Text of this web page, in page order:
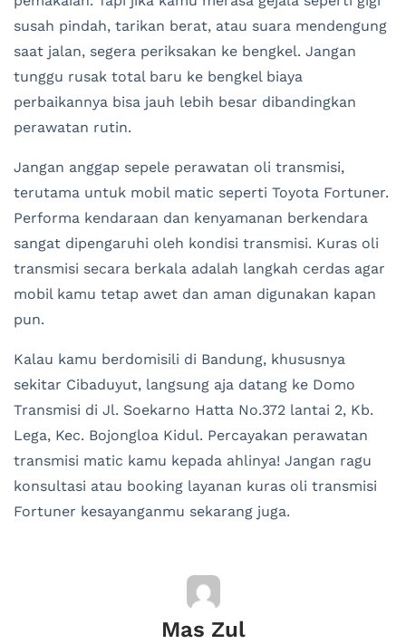
susah pindah, tarikan berat, atau suara mendengung
saat jalan, segera periksakan ke bengkel. Jangan
tunggu rusak total baru ke bengkel biaya
perbaikannya bisa jauh lebih besar dibandingkan
perawatan rutin.
Jangan anggap sepele perawatan oli transmisi,
terutama untuk mobil matic seperti Toyota Fortuner.
Performa kendaraan dan kenyamanan berkendara
sangat dipengaruhi oleh kondisi transmisi. Kuras oli
transmisi secara berkala adalah langkah cerdas agar
mobil kamu tetap awet dan aman digunakan kapan
pun.
Kalau kamu berdomisili di Bandung, khususnya
sekitar Cibaduyut, langsung aja datang ke Domo
Transmisi di Jl. Soekarno Hatta No.372 lantai 2, Kb.
Lega, Kec. Bojongloa Kidul. Percayakan perawatan
transmisi matic kamu kepada ahlinya! Jangan ragu
konsultasi atau booking layanan kuras oli transmisi
Fortuner kesayanganmu sekarang juga.
Mas Zul